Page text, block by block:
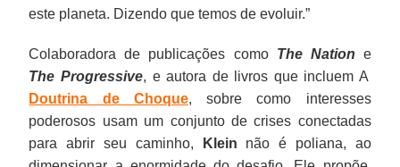
este planeta. Dizendo que temos de evoluir.”
Colaboradora de publicações comoThe Nation e
The Progressive, e autora de livros que incluem A
Doutrina de Choque, sobre como interesses
poderosos usam um conjunto de crises conectadas
para abrir seu caminho,
Klein não é poliana, ao